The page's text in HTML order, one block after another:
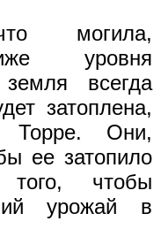
могила,
уровня
всегда
затоплена,
Торре. Они,
ее затопило
чтобы
урожай в